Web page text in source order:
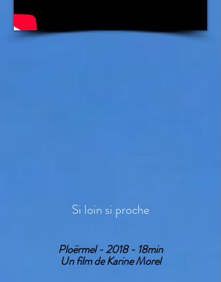
Si loin si proche
Ploërmel - 2018 - 18min
Un film de Karine Morel